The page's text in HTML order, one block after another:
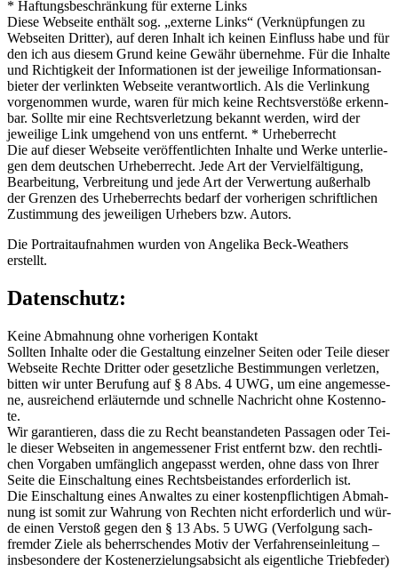
* Haf­tungs­be­schrän­kung für exter­ne Links
Die­se Web­sei­te ent­hält sog. „exter­ne Links“ (Ver­knüp­fun­gen zu
Web­sei­ten Drit­ter), auf deren Inhalt ich kei­nen Ein­fluss habe und für
den ich aus die­sem Grund kei­ne Gewähr über­neh­me. Für die Inhal­te
und Rich­tig­keit der Infor­ma­tio­nen ist der jewei­li­ge Infor­ma­ti­ons­an­
bie­ter der ver­link­ten Web­sei­te ver­ant­wort­lich. Als die Ver­lin­kung
vor­ge­nom­men wur­de, waren für mich kei­ne Rechts­ver­stö­ße erkenn­
bar. Soll­te mir eine Rechts­ver­let­zung bekannt wer­den, wird der
jewei­li­ge Link umge­hend von uns ent­fernt. * Urhe­ber­recht
Die auf die­ser Web­sei­te ver­öf­fent­lich­ten Inhal­te und Wer­ke unter­lie­
gen dem deut­schen Urhe­ber­recht. Jede Art der Ver­viel­fäl­ti­gung,
Bear­bei­tung, Ver­brei­tung und jede Art der Ver­wer­tung außer­halb
der Gren­zen des Urhe­ber­rechts bedarf der vor­he­ri­gen schrift­li­chen
Zustim­mung des jewei­li­gen Urhe­bers bzw. Autors.
Die Por­trait­auf­nah­men wur­den von Ange­li­ka Beck-Wea­thers
erstellt.
Datenschutz:
Kei­ne Abmah­nung ohne vor­he­ri­gen Kon­takt
Soll­ten Inhal­te oder die Gestal­tung ein­zel­ner Sei­ten oder Tei­le die­ser
Web­sei­te Rech­te Drit­ter oder gesetz­li­che Bestim­mun­gen ver­let­zen,
bit­ten wir unter Beru­fung auf § 8 Abs. 4 UWG, um eine ange­mes­se­
ne, aus­rei­chend erläu­tern­de und schnel­le Nach­richt ohne Kos­ten­no­
te.
Wir garan­tie­ren, dass die zu Recht bean­stan­de­ten Pas­sa­gen oder Tei­
le die­ser Web­sei­ten in ange­mes­se­ner Frist ent­fernt bzw. den recht­li­
chen Vor­ga­ben umfäng­lich ange­passt wer­den, ohne dass von Ihrer
Sei­te die Ein­schal­tung eines Rechts­bei­stan­des erfor­der­lich ist.
Die Ein­schal­tung eines Anwal­tes zu einer kos­ten­pflich­ti­gen Abmah­
nung ist somit zur Wah­rung von Rech­ten nicht erfor­der­lich und wür­
de einen Ver­stoß gegen den § 13 Abs. 5 UWG (Ver­fol­gung sach­
frem­der Zie­le als beherr­schen­des Motiv der Ver­fah­rensein­lei­tung –
ins­be­son­de­re der Kos­ten­er­zie­lungs­ab­sicht als eigent­li­che Trieb­fe­der)